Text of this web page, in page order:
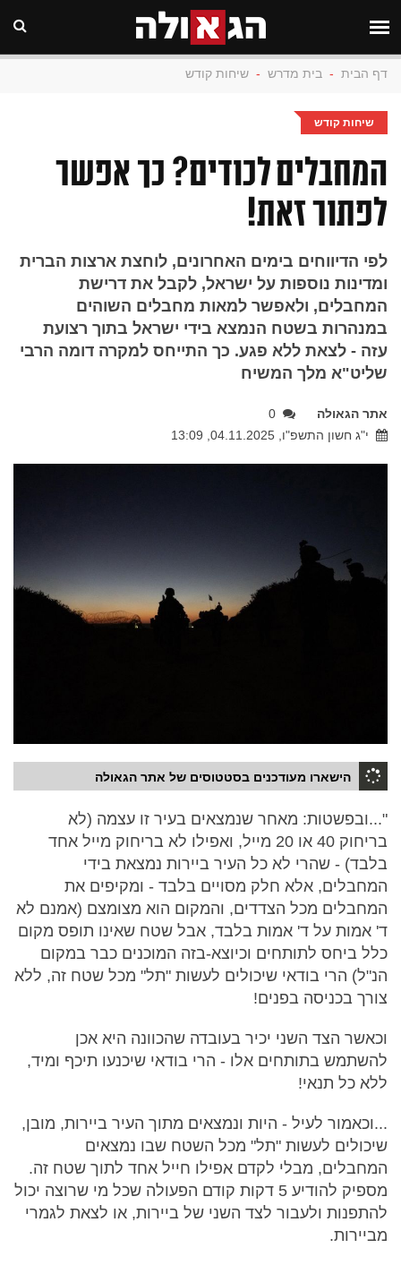
דף הבית - בית מדרש - שיחות קודש
שיחות קודש
המחבלים לכודים? כך אפשר
לפתור זאת!
לפי הדיווחים בימים האחרונים, לוחצת ארצות הברית
ומדינות נוספות על ישראל, לקבל את דרישת
המחבלים, ולאפשר למאות מחבלים השוהים
במנהרות בשטח הנמצא בידי ישראל בתוך רצועת
עזה - לצאת ללא פגע. כך התייחס למקרה דומה הרבי
שליט"א מלך המשיח
אתר הגאולה
0
י"ג חשון התשפ"ו, 04.11.2025, 13:09
הישארו מעודכנים בסטטוסים של אתר הגאולה
"...ובפשטות: מאחר שנמצאים בעיר זו עצמה (לא
בריחוק 40 או 20 מייל, ואפילו לא בריחוק מייל אחד
בלבד) - שהרי לא כל העיר ביירות נמצאת בידי
המחבלים, אלא חלק מסויים בלבד - ומקיפים את
המחבלים מכל הצדדים, והמקום הוא מצומצם (אמנם לא
ד' אמות על ד' אמות בלבד, אבל שטח שאינו תופס מקום
כלל ביחס לתותחים וכיוצא-בזה המוכנים כבר במקום
הנ"ל) הרי בודאי שיכולים לעשות "תל" מכל שטח זה, ללא
צורך בכניסה בפנים!
וכאשר הצד השני יכיר בעובדה שהכוונה היא אכן
להשתמש בתותחים אלו - הרי בודאי שיכנעו תיכף ומיד,
ללא כל תנאי!
...וכאמור לעיל - היות ונמצאים מתוך העיר ביירות, מובן,
שיכולים לעשות "תל" מכל השטח שבו נמצאים
המחבלים, מבלי לקדם אפילו חייל אחד לתוך שטח זה.
מספיק להודיע 5 דקות קודם הפעולה שכל מי שרוצה יכול
להתפנות ולעבור לצד השני של ביירות, או לצאת לגמרי
מביירות.